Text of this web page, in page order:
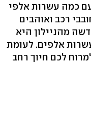
כמה עשרות אלפי
רכב ואוהבים
מהניילון היא
אלפים. לעומת
לכם חיוך רחב